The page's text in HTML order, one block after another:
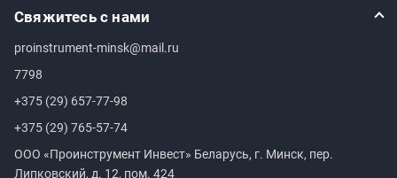
Свяжитесь с нами
proinstrument-minsk@mail.ru
7798
+375 (29) 657-77-98
+375 (29) 765-57-74
ООО «Проинструмент Инвест» Беларусь, г. Минск, пер.
Липковский, д. 12, пом. 424